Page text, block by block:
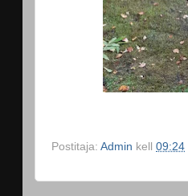
Postitaja: Admin kell 09:24